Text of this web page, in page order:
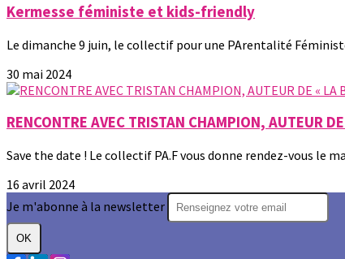
Kermesse féministe et kids-friendly
Le dimanche 9 juin, le collectif pour une PArentalité
30 mai 2024
RENCONTRE AVEC TRISTAN CHAMPION, AUTEUR
Save the date ! Le collectif PA.F vous donne rendez-vous le
16 avril 2024
Je m'abonne à la newsletter
OK